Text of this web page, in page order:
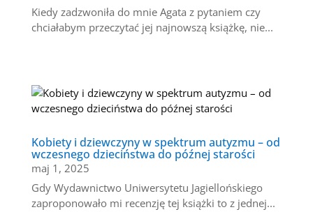
Kiedy zadzwoniła do mnie Agata z pytaniem czy
chciałabym przeczytać jej najnowszą książkę, nie...
Kobiety i dziewczyny w spektrum autyzmu – od
wczesnego dzieciństwa do późnej starości
maj 1, 2025
Gdy Wydawnictwo Uniwersytetu Jagiellońskiego
zaproponowało mi recenzję tej książki to z jednej...